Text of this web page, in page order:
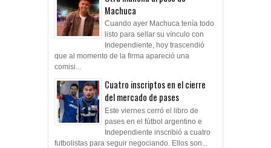
Machuca
Cuando ayer Machuca tenía todo
listo para sellar su vínculo con
Independiente, hoy trascendió
que al momento de la firma apareció una
comisi...
Cuatro inscriptos en el cierre
del mercado de pases
Este viernes cerró el libro de
pases en el fútbol argentino e
Independiente inscribió a cuatro
futbolistas para seguir negociando. Ellos son...